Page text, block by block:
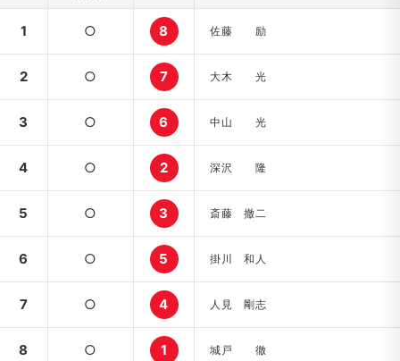
1 ○ 8 佐藤 励
2 ○ 7 大木 光
3 ○ 6 中山 光
4 ○ 2 深沢 隆
5 ○ 3 斎藤 撤二
6 ○ 5 掛川 和人
7 ○ 4 人見 剛志
8 ○ 1 城戸 徹